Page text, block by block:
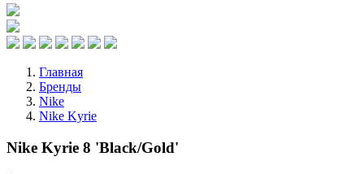
Главная
Бренды
Nike
Nike Kyrie
Nike Kyrie 8 'Black/Gold'